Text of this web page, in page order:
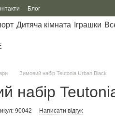
Блог
Дитяча кімната Іграшки
Зимовий набір Teutonia Urban Black
набір
90042 Написати відгук